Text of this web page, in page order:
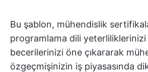
Bu şablon, mühendislik
programlama dili yeterliliklerinizi
becerilerinizi öne çıkararak
özgeçmişinizin iş piyasasında